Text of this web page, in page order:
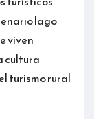
lago
viven
cultura
turismo rural